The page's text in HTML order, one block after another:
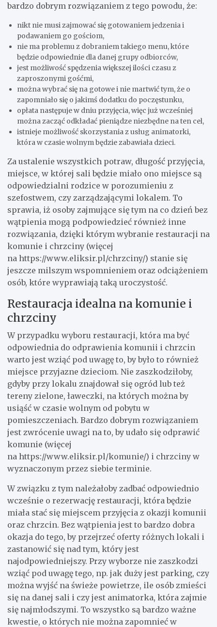
bardzo dobrym rozwiązaniem z tego powodu, że:
nikt nie musi zajmować się gotowaniem jedzenia i
podawaniem go gościom,
nie ma problemu z dobraniem takiego menu, które
będzie odpowiednie dla danej grupy odbiorców,
jest możliwość spędzenia większej ilości czasu z
zaproszonymi gośćmi,
można wybrać się na gotowe i nie martwić tym, że o
zapomniało się o jakimś dodatku do poczęstunku,
opłata następuje w dniu przyjęcia, więc już wcześniej
można zacząć odkładać pieniądze niezbędne na ten cel,
istnieje możliwość skorzystania z usług animatorki,
która w czasie wolnym będzie zabawiała dzieci.
Za ustalenie wszystkich potraw, długość przyjęcia,
miejsce, w której sali będzie miało ono miejsce są
odpowiedzialni rodzice w porozumieniu z
szefostwem, czy zarządzającymi lokalem. To
sprawia, iż osoby zajmujące się tym na co dzień bez
wątpienia mogą podpowiedzieć również inne
rozwiązania, dzięki którym wybranie restauracji na
komunie i chrzciny (więcej
na https://www.eliksir.pl/chrzciny/) stanie się
jeszcze milszym wspomnieniem oraz odciążeniem
osób, które wyprawiają taką uroczystość.
Restauracja idealna na komunie i
chrzciny
W przypadku wyboru restauracji, która ma być
odpowiednia do odprawienia komunii i chrzcin
warto jest wziąć pod uwagę to, by było to również
miejsce przyjazne dzieciom. Nie zaszkodziłoby,
gdyby przy lokalu znajdował się ogród lub też
tereny zielone, ławeczki, na których można by
usiąść w czasie wolnym od pobytu w
pomieszczeniach. Bardzo dobrym rozwiązaniem
jest zwrócenie uwagi na to, by udało się odprawić
komunie (więcej
na https://www.eliksir.pl/komunie/) i chrzciny w
wyznaczonym przez siebie terminie.
W związku z tym należałoby zadbać odpowiednio
wcześnie o rezerwację restauracji, która będzie
miała stać się miejscem przyjęcia z okazji komunii
oraz chrzcin. Bez wątpienia jest to bardzo dobra
okazja do tego, by przejrzeć oferty różnych lokali i
zastanowić się nad tym, który jest
najodpowiedniejszy. Przy wyborze nie zaszkodzi
wziąć pod uwagę tego, np. jak duży jest parking, czy
można wyjść na świeże powietrze, ile osób zmieści
się na danej sali i czy jest animatorka, która zajmie
się najmłodszymi. To wszystko są bardzo ważne
kwestie, o których nie można zapomnieć w